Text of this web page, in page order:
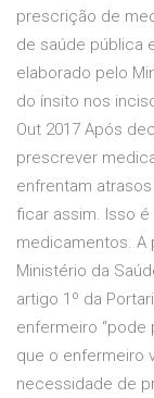
prescrição de
de saúde pública
elaborado pelo
do ínsito nos
Out 2017 Após
prescrever
enfrentam
ficar assim. Isso
medicamentos. A
Ministério da
artigo 1º da
enfermeiro
que o enfermeiro
necessidade de